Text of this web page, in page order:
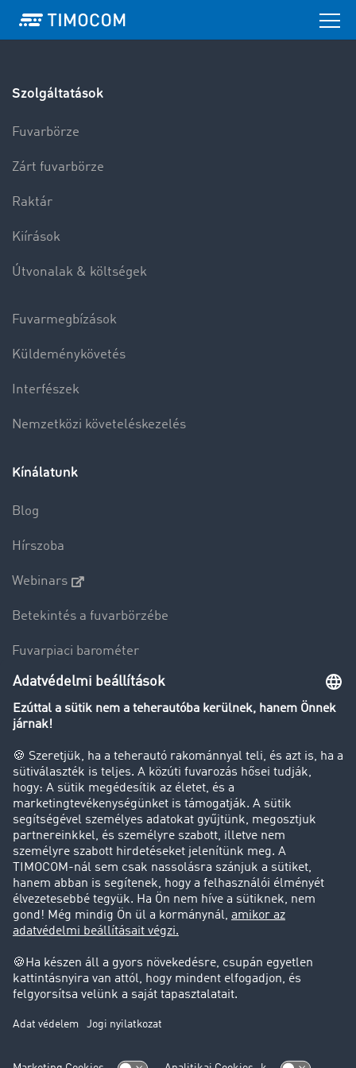
Szolgáltatások
Fuvarbörze
Zárt fuvarbörze
Raktár
Kiírások
Útvonalak & költségek
Fuvarmegbízások
Küldeménykövetés
Interfészek
Nemzetközi követeléskezelés
Kínálatunk
Blog
Hírszoba
Webinars
Betekintés a fuvarbörzébe
Fuvarpiaci barométer
Transzportlexikon
Tehergépkocsi-forgalomkorlátozás
Cég
Sikertörténetek
Ügyfél hoz ügyfelet
Jogi információk
Impresszum
Adatvédelem
süti-beállítások
Támogatás